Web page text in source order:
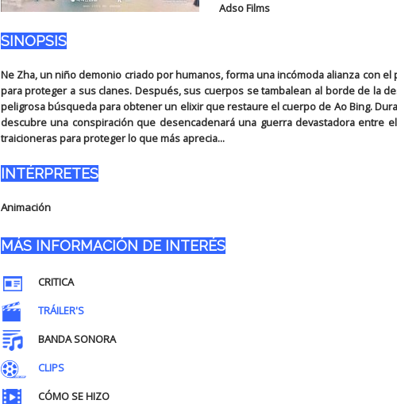
Adso Films
SINOPSIS
Ne Zha, un niño demonio criado por humanos, forma una incómoda alianza con el
para proteger a sus clanes. Después, sus cuerpos se tambalean al borde de la
peligrosa búsqueda para obtener un elixir que restaure el cuerpo de Ao Bing.
descubre una conspiración que desencadenará una guerra devastadora entre
traicioneras para proteger lo que más aprecia...
INTÉRPRETES
Animación
MÁS INFORMACIÓN DE INTERÉS
CRITICA
TRÁILER'S
BANDA SONORA
CLIPS
CÓMO SE HIZO